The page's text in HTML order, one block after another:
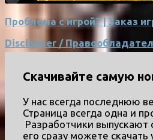
Проблема с игрой? | Заказ
Disclaimer /
Скачивайте самую
У нас всегда последнюю
Страница всегда одна и
Разработчики выпускают
его сразу можете скачать